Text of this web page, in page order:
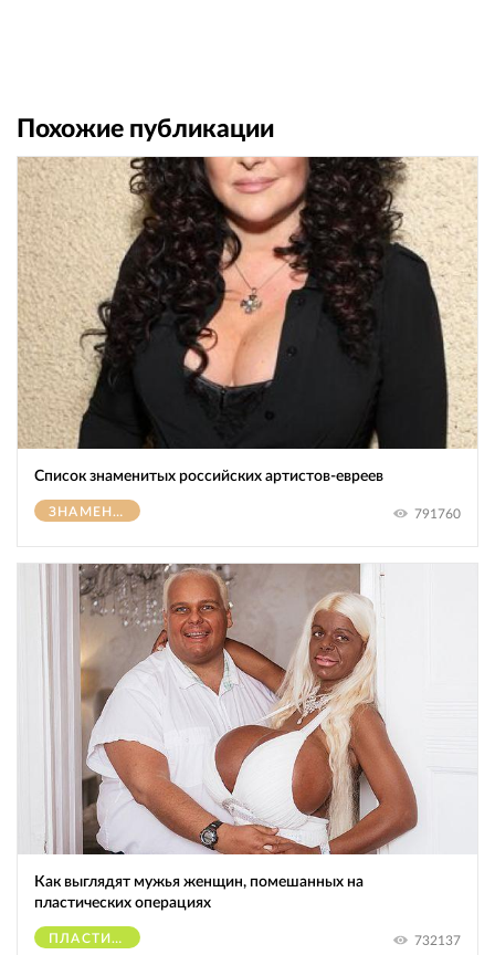
Похожие публикации
Список знаменитых российских артистов-евреев
ЗНАМЕНИТОСТИ 791760
Как выглядят мужья женщин, помешанных на
пластических операциях
ПЛАСТИЧЕСКИЕ ОПЕРАЦИИ 732137